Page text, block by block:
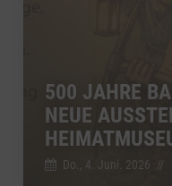
500 JAHRE
NEUE
Do., 4. Juni. 2026 //